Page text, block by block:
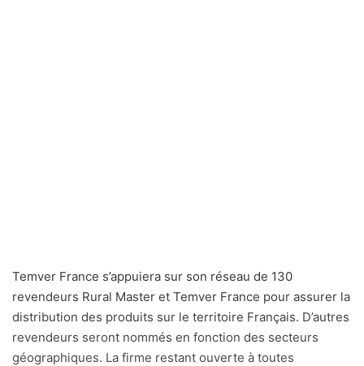
Temver France s’appuiera sur son réseau de 130
revendeurs Rural Master et Temver France pour assurer la
distribution des produits sur le territoire Français. D’autres
revendeurs seront nommés en fonction des secteurs
géographiques. La firme restant ouverte à toutes